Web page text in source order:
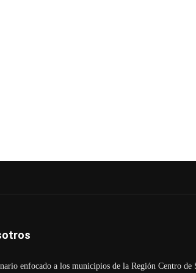
enfocado a los municipios de la Región Centro de